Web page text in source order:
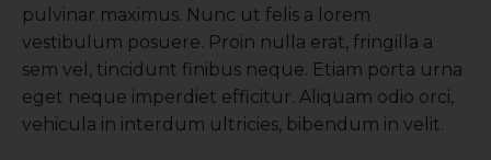
pulvinar maximus. Nunc ut felis a lorem
vestibulum posuere. Proin nulla erat, fringilla a
sem vel, tincidunt finibus neque. Etiam porta urna
eget neque imperdiet efficitur. Aliquam odio orci,
vehicula in interdum ultricies, bibendum in velit.